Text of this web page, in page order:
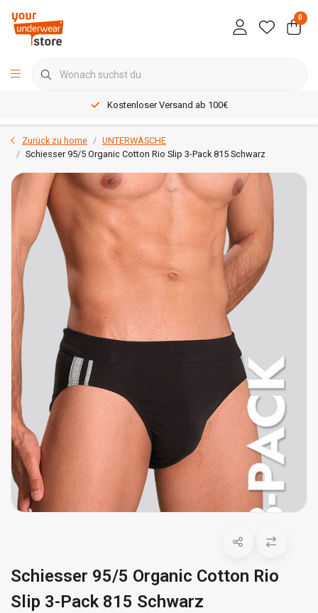
0
Kostenloser Versand ab 100€
Zurück zu home
UNTERWÄSCHE
Schiesser 95/5 Organic Cotton Rio Slip 3-Pack 815 Schwarz
Schiesser 95/5 Organic Cotton Rio
Slip 3-Pack 815 Schwarz